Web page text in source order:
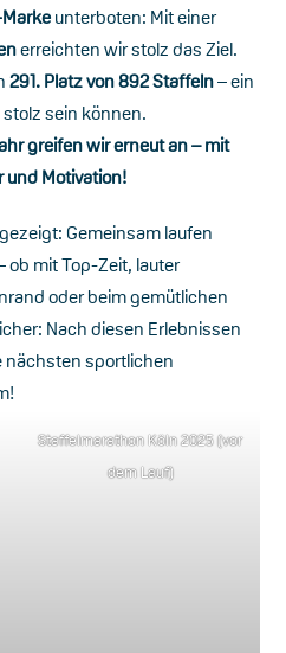
unterboten: Mit einer
erreichten wir stolz das Ziel.
291. Platz von 892 Staffeln– ein
sein können.
greifen wir erneut an – mit
und Motivation!
Gemeinsam laufen
ob mit Top-Zeit, lauter
oder beim gemütlichen
Nach diesen Erlebnissen
nächsten sportlichen
Staffelmarathon Köln 2025 (vor
dem Lauf)